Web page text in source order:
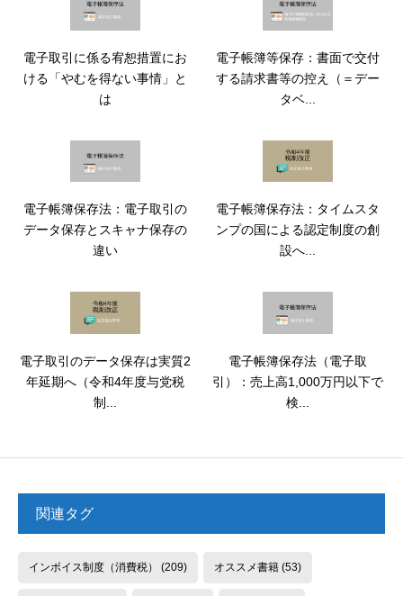
電子取引に係る宥恕措置にお
ける「やむを得ない事情」と
は
電子帳簿等保存：書面で交付
する請求書等の控え（＝デー
タベ...
電子帳簿保存法：電子取引の
データ保存とスキャナ保存の
違い
電子帳簿保存法：タイムスタ
ンプの国による認定制度の創
設へ...
電子取引のデータ保存は実質2
年延期へ（令和4年度与党税
制...
電子帳簿保存法（電子取
引）：売上高1,000万円以下で
検...
関連タグ
インボイス制度（消費税） (209) オススメ書籍(53)